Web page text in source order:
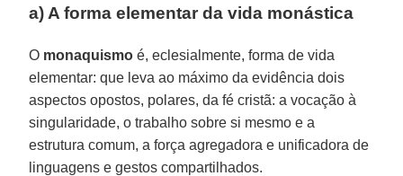
a) A forma elementar da vida monástica
O monaquismo é, eclesialmente, forma de vida
elementar: que leva ao máximo da evidência dois
aspectos opostos, polares, da fé cristã: a vocação à
singularidade, o trabalho sobre si mesmo e a
estrutura comum, a força agregadora e unificadora de
linguagens e gestos compartilhados.